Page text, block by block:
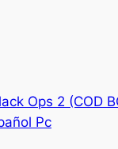
Ops 2 (COD
Pc